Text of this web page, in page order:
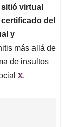
virtual
del
y
más allá de
de insultos
X.